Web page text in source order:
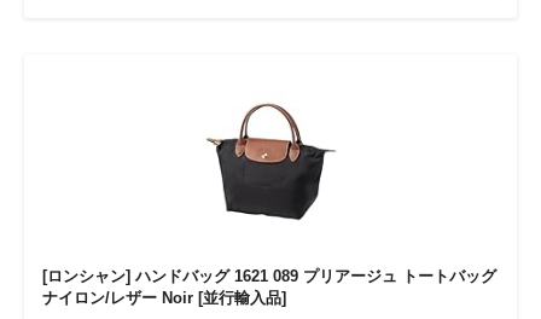
[ロンシャン] ハンドバッグ 1621 089 プリアージュ トートバッグ
ナイロン/レザー Noir [並行輸入品]